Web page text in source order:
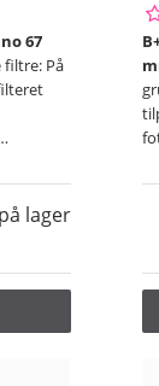
67
På
lager